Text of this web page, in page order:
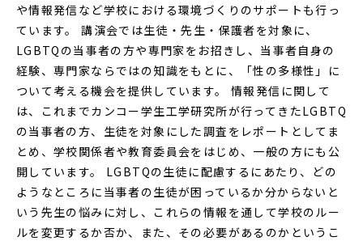
や情報発信など学校における環境づくりのサポートも行っ
ています。 講演会では生徒・先生・保護者を対象に、
LGBTQの当事者の方や専門家をお招きし、当事者自身の
経験、専門家ならではの知識をもとに、「性の多様性」に
ついて考える機会を提供しています。 情報発信に関して
は、これまでカンコー学生工学研究所が行ってきたLGBTQ
の当事者の方、生徒を対象にした調査をレポートとしてま
とめ、学校関係者や教育委員会をはじめ、一般の方にも公
開しています。 LGBTQの生徒に配慮するにあたり、どの
ようなところに当事者の生徒が困っているか分からないと
いう先生の悩みに対し、これらの情報を通して学校のルー
ルを変更するか否か、また、その必要があるのかというこ